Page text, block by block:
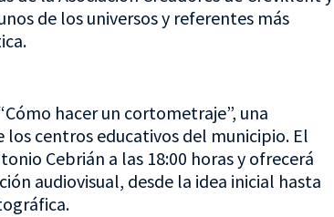
de los universos y referentes más
hacer un cortometraje”, una
centros educativos del municipio. El
Cebrián a las 18:00 horas y ofrecerá
audiovisual, desde la idea inicial hasta